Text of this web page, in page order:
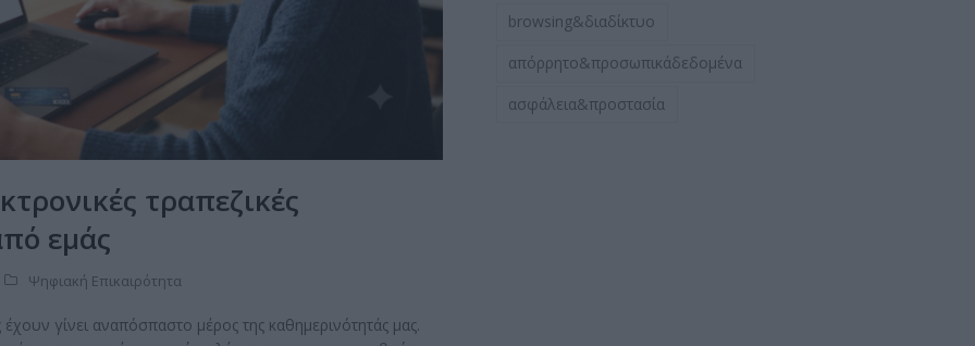
τραπεζικές
εμάς
Ψηφιακή Επικαιρότητα
έχουν γίνει αναπόσπαστο μέρος της καθημερινότητάς μας.
browsing&διαδίκτυο
απόρρητο&προσωπικάδεδομένα
ασφάλεια&προστασία